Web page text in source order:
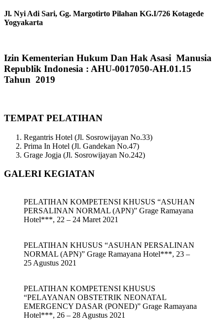
Jl. Nyi Adi Sari, Gg. Margotirto Pilahan KG.I/726 Kotagede
Yogyakarta
Izin Kementerian Hukum Dan Hak Asasi Manusia
Republik Indonesia : AHU-0017050-AH.01.15
Tahun 2019
TEMPAT PELATIHAN
Regantris Hotel (Jl. Sosrowijayan No.33)
Prima In Hotel (Jl. Gandekan No.47)
Grage Jogja (Jl. Sosrowijayan No.242)
GALERI KEGIATAN
PELATIHAN KOMPETENSI KHUSUS “ASUHAN
PERSALINAN NORMAL (APN)” Grage Ramayana
Hotel***, 22 – 24 Maret 2021
PELATIHAN KHUSUS “ASUHAN PERSALINAN
NORMAL (APN)” Grage Ramayana Hotel***, 23 –
25 Agustus 2021
PELATIHAN KOMPETENSI KHUSUS
“PELAYANAN OBSTETRIK NEONATAL
EMERGENCY DASAR (PONED)” Grage Ramayana
Hotel***, 26 – 28 Agustus 2021